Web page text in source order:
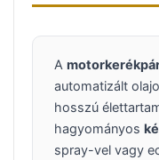
A
automatizált
hosszú
hagyományos
spray-vel vagy